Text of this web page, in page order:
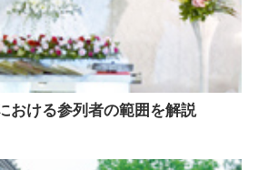
おける参列者の範囲を解説